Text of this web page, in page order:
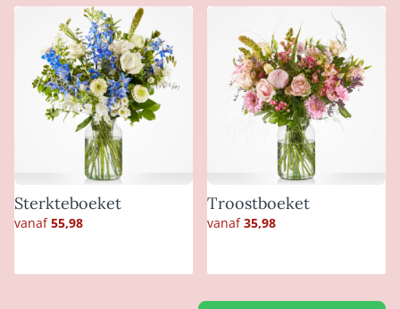
Sterkteboeket
vanaf55,98
Troostboeket
vanaf35,98